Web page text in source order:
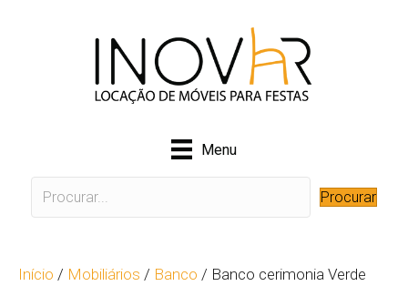
Menu
Procurar
Início / Mobiliários / Banco / Banco cerimonia Verde